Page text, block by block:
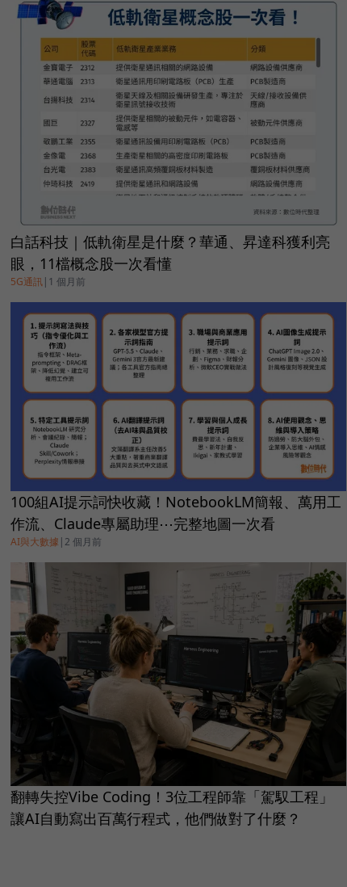
白話科技｜低軌衛星是什麼？華通、昇達科獲利亮
眼，11檔概念股一次看懂
5G通訊| 1 個月前
100組AI提示詞快收藏！NotebookLM簡報、萬用工
作流、Claude專屬助理⋯完整地圖一次看
AI與大數據 |2 個月前
翻轉失控Vibe Coding！3位工程師靠「駕馭工程」
讓AI自動寫出百萬行程式，他們做對了什麼？